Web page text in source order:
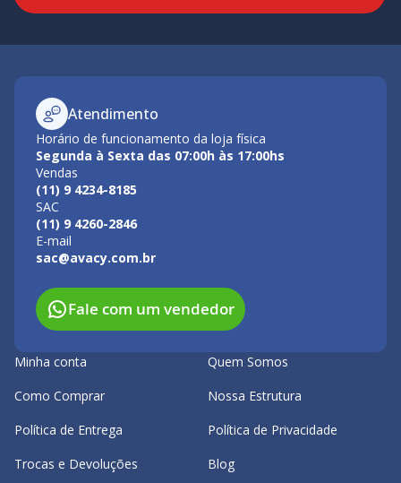
Atendimento
Horário de funcionamento da loja física
Segunda à Sexta das 07:00h às 17:00hs
Vendas
(11) 9 4234-8185
SAC
(11) 9 4260-2846
E-mail
sac@avacy.com.br
Fale com um vendedor
Minha conta
Como Comprar
Política de Entrega
Trocas e Devoluções
Quem Somos
Nossa Estrutura
Política de Privacidade
Blog